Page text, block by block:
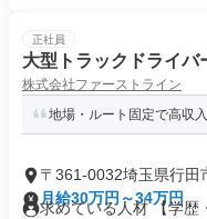
正社員
大型トラックドライバ
株式会社ファーストライン
地場・ルート固定で高収
〒361-0032埼玉県行田
月給30万円～34万円
求めている人材 【学歴